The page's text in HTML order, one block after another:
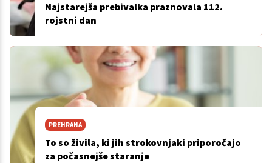
Najstarejša prebivalka praznovala 112.
rojstni dan
PREHRANA
To so živila, ki jih strokovnjaki priporočajo
za počasnejše staranje